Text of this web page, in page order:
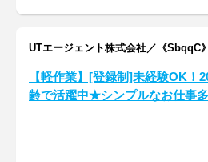
UTエージェント株式会社／《SbqqC》
【軽作業】[登録制]未経験OK！
齢で活躍中★シンプルなお仕事多